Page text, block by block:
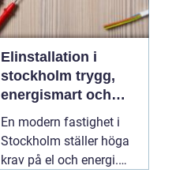
Elinstallation i
stockholm trygg,
energismart och
framtidssäker el i
fastigheten
En modern fastighet i
Stockholm ställer höga
krav på el och energi.